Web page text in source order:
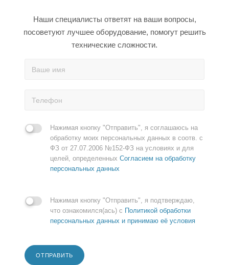
Наши специалисты ответят на ваши вопросы,
посоветуют лучшее оборудование, помогут решить
технические сложности.
Нажимая кнопку "Отправить", я соглашаюсь на
обработку моих персональных данных в соотв. с
ФЗ от 27.07.2006 №152-ФЗ на условиях и для
целей, определенных Согласием на обработку
персональных данных
Нажимая кнопку "Отправить", я подтверждаю,
что ознакомился(ась) с Политикой обработки
персональных данных и принимаю её условия
ОТПРАВИТЬ